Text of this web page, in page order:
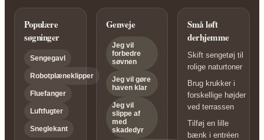
Populære
søgninger
Sengegavl
Robotplæneklipper
Fluefanger
Luftfugter
Sneglekant
Genveje
Jeg vil
forbedre
søvnen
Jeg vil gøre
haven klar
Jeg vil
slippe af
med
skadedyr
Små løft
derhjemme
Skift sengetøj til
rolige naturtoner
Brug krukker i
forskellige højder
ved terrassen
Tilføj en lille
bænk i entréen